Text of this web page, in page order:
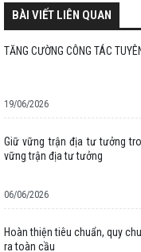
BÀI VIẾT LIÊN QUAN
TĂNG CƯỜNG CÔNG TÁC
19/06/2026
Giữ vững trận địa tư tưởng
vững trận địa tư tưởng
06/06/2026
Hoàn thiện tiêu chuẩn, quy
ra toàn cầu